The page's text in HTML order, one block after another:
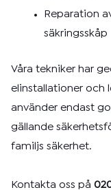
Reparation
säkringsskåp
Våra tekniker har
elinstallationer och
använder endast
gällande
familjs säkerhet.
Kontakta oss på